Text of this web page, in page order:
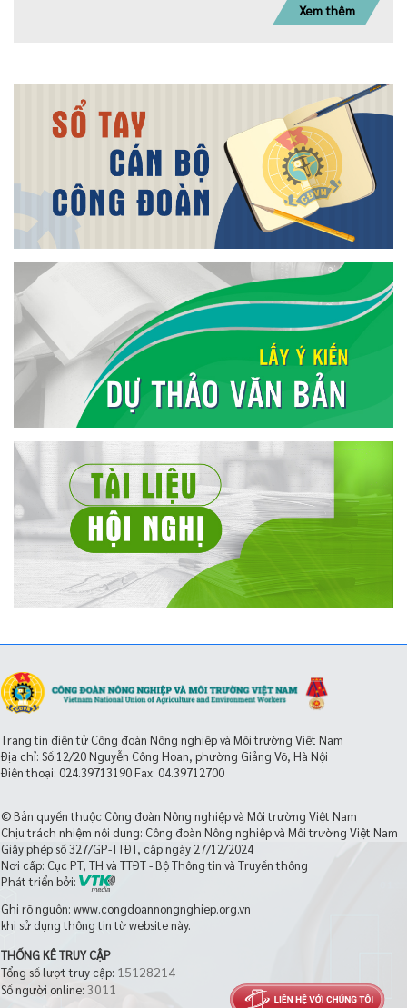
Xem thêm
Trang tin điện tử Công đoàn Nông nghiệp và Môi trường Việt Nam
Địa chỉ: Số 12/20 Nguyễn Công Hoan, phường Giảng Võ, Hà Nội
Điện thoại: 024.39713190Fax: 04.39712700
© Bản quyền thuộc Công đoàn Nông nghiệp và Môi trường Việt Nam
Chịu trách nhiệm nội dung: Công đoàn Nông nghiệp và Môi trường Việt Nam
Giấy phép số 327/GP-TTĐT, cấp ngày 27/12/2024
Nơi cấp: Cục PT, TH và TTĐT - Bộ Thông tin và Truyền thông
Phát triển bởi:
Ghi rõ nguồn: www.congdoannongnghiep.org.vn
khi sử dụng thông tin từ website này.
THỐNG KÊ TRUY CẬP
Tổng số lượt truy cập: 15128214
Số người online: 3011